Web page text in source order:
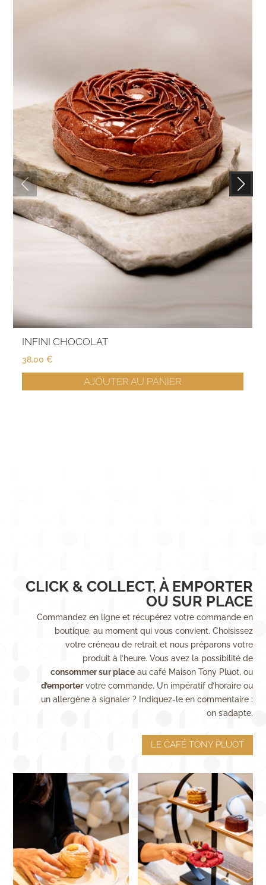
INFINI CHOCOLAT
38,00€
AJOUTER AU PANIER
CLICK & COLLECT, À EMPORTER
OU SUR PLACE
Commandez en ligne et récupérez votre commande en
boutique, au moment qui vous convient. Choisissez
votre créneau de retrait et nous préparons votre
produit à l’heure. Vous avez la possibilité de
consommer sur placeau café Maison Tony Pluot, ou
d’emportervotre commande. Un impératif d’horaire ou
un allergène à signaler ? Indiquez-le en commentaire :
on s’adapte.
LE CAFÉ TONY PLUOT